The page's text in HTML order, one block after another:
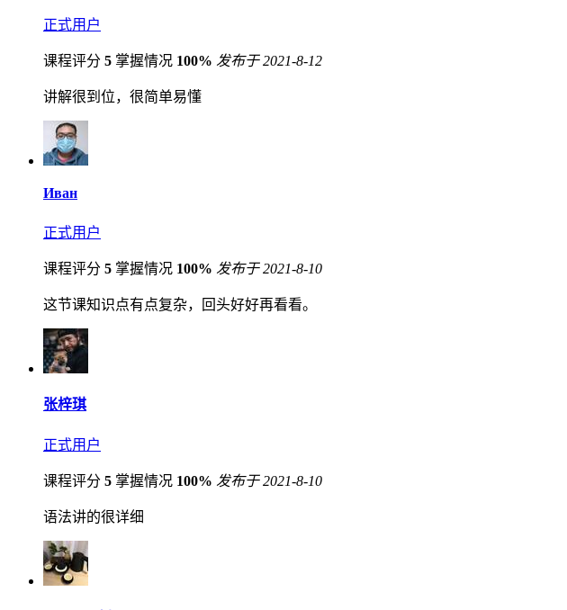
正式用户
课程评分 5 掌握情况 100% 发布于 2021-8-12
讲解很到位，很简单易懂
Иван
正式用户
课程评分 5 掌握情况 100% 发布于 2021-8-10
这节课知识点有点复杂，回头好好再看看。
张梓琪
正式用户
课程评分 5 掌握情况 100% 发布于 2021-8-10
语法讲的很详细